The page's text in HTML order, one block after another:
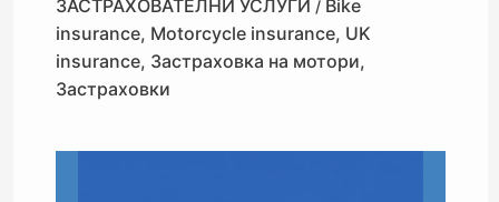
ЗАСТРАХОВАТЕЛНИ УСЛУГИ / Bike
insurance, Motorcycle insurance, UK
insurance, Застраховка на мотори,
Застраховки